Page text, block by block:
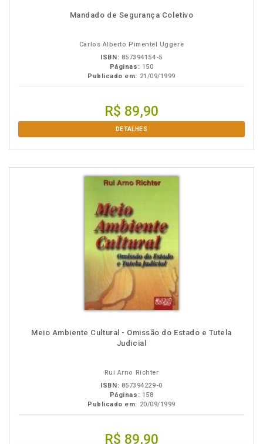
Mandado de Segurança Coletivo
Carlos Alberto Pimentel Uggere
ISBN: 857394154-5
Páginas: 150
Publicado em: 21/09/1999
R$ 89,90
DETALHES
Meio Ambiente Cultural - Omissão do Estado e Tutela
Judicial
Rui Arno Richter
ISBN: 857394229-0
Páginas: 158
Publicado em: 20/09/1999
R$ 89,90